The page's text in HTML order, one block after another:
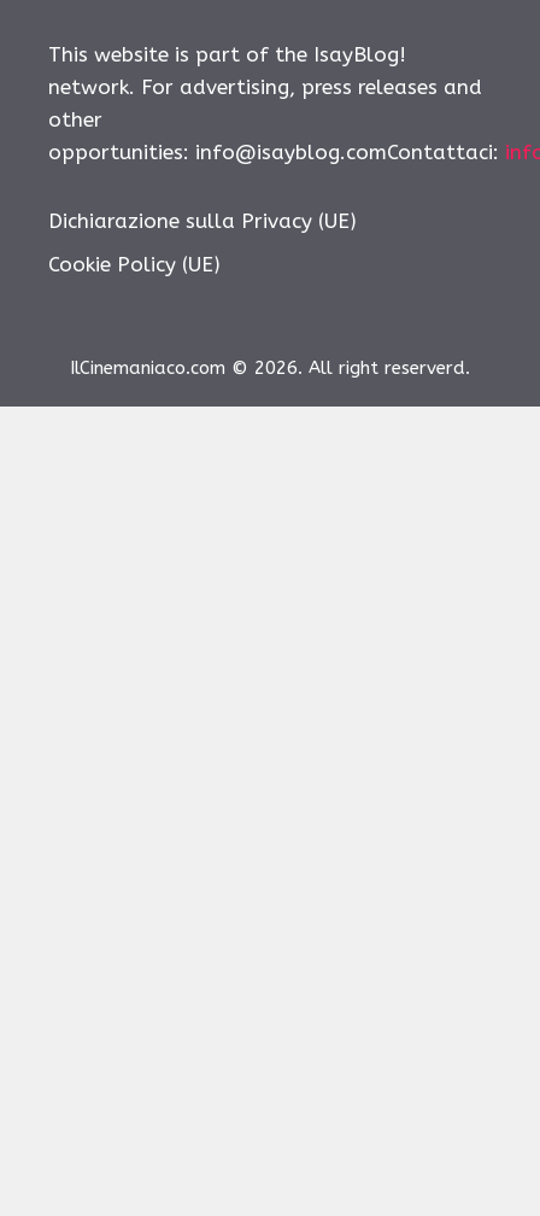
This website is part of the IsayBlog!
network. For advertising, press releases and
other
opportunities: info@isayblog.comContattaci:
Dichiarazione sulla Privacy (UE)
Cookie Policy (UE)
IlCinemaniaco.com © 2026. All right reserverd.